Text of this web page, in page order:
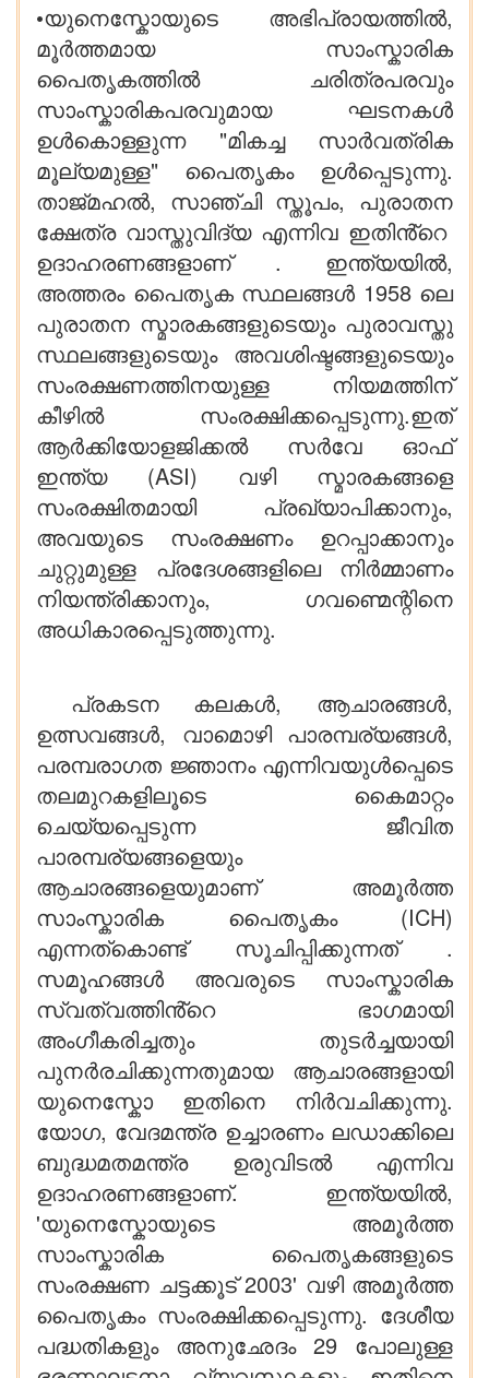
•യുനെസ്കോയുടെ അഭിപ്രായത്തിൽ,
മൂർത്തമായ സാംസ്കാരിക
പൈതൃകത്തിൽ ചരിത്രപരവും
സാംസ്കാരികപരവുമായ ഘടനകൾ
ഉൾകൊള്ളുന്ന "മികച്ച സാർവത്രിക
മൂല്യമുള്ള" പൈതൃകം ഉൾപ്പെടുന്നു.
താജ്മഹൽ, സാഞ്ചി സ്തൂപം, പുരാതന
ക്ഷേത്ര വാസ്തുവിദ്യ എന്നിവ ഇതിൻ്റെ
ഉദാഹരണങ്ങളാണ് . ഇന്ത്യയിൽ,
അത്തരം പൈതൃക സ്ഥലങ്ങൾ 1958 ലെ
പുരാതന സ്മാരകങ്ങളുടെയും പുരാവസ്തു
സ്ഥലങ്ങളുടെയും അവശിഷ്ടങ്ങളുടെയും
സംരക്ഷണത്തിനയുള്ള നിയമത്തിന്
കീഴിൽ സംരക്ഷിക്കപ്പെടുന്നു.ഇത്
ആർക്കിയോളജിക്കൽ സർവേ ഓഫ്
ഇന്ത്യ (ASI) വഴി സ്മാരകങ്ങളെ
സംരക്ഷിതമായി പ്രഖ്യാപിക്കാനും,
അവയുടെ സംരക്ഷണം ഉറപ്പാക്കാനും
ചുറ്റുമുള്ള പ്രദേശങ്ങളിലെ നിർമ്മാണം
നിയന്ത്രിക്കാനും, ഗവണ്മെന്റിനെ
അധികാരപ്പെടുത്തുന്നു.
പ്രകടന കലകൾ, ആചാരങ്ങൾ,
ഉത്സവങ്ങൾ, വാമൊഴി പാരമ്പര്യങ്ങൾ,
പരമ്പരാഗത ജ്ഞാനം എന്നിവയുൾപ്പെടെ
തലമുറകളിലൂടെ കൈമാറ്റം
ചെയ്യപ്പെടുന്ന ജീവിത
പാരമ്പര്യങ്ങളെയും
ആചാരങ്ങളെയുമാണ് അമൂർത്ത
സാംസ്കാരിക പൈതൃകം (ICH)
എന്നത്കൊണ്ട് സൂചിപ്പിക്കുന്നത് .
സമൂഹങ്ങൾ അവരുടെ സാംസ്കാരിക
സ്വത്വത്തിൻ്റെ ഭാഗമായി
അംഗീകരിച്ചതും തുടർച്ചയായി
പുനർരചിക്കുന്നതുമായ ആചാരങ്ങളായി
യുനെസ്കോ ഇതിനെ നിർവചിക്കുന്നു.
യോഗ, വേദമന്ത്ര ഉച്ചാരണം ലഡാക്കിലെ
ബുദ്ധമതമന്ത്ര ഉരുവിടൽ എന്നിവ
ഉദാഹരണങ്ങളാണ്. ഇന്ത്യയിൽ,
'യുനെസ്കോയുടെ അമൂർത്ത
സാംസ്കാരിക പൈതൃകങ്ങളുടെ
സംരക്ഷണ ചട്ടക്കൂട് 2003' വഴി അമൂർത്ത
പൈതൃകം സംരക്ഷിക്കപ്പെടുന്നു. ദേശീയ
പദ്ധതികളും അനുഛേദം 29 പോലുള്ള